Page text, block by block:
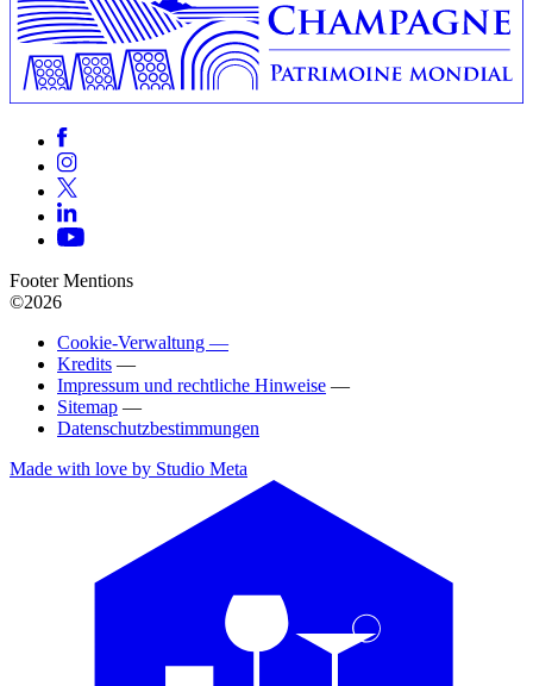
Footer Mentions
©2026
Cookie-Verwaltung —
Kredits —
Impressum und rechtliche Hinweise —
Sitemap —
Datenschutzbestimmungen
Made with love by Studio Meta